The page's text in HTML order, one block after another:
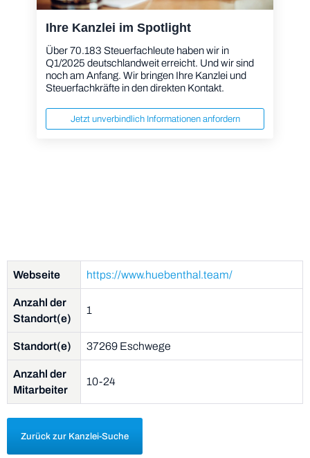
Ihre Kanzlei im Spotlight
Über 70.183 Steuerfachleute haben wir in
Q1/2025 deutschlandweit erreicht. Und wir sind
noch am Anfang. Wir bringen Ihre Kanzlei und
Steuerfachkräfte in den direkten Kontakt.
Jetzt unverbindlich Informationen anfordern
Webseite https://www.huebenthal.team/
Anzahl der
Standort(e)
1
Standort(e) 37269 Eschwege
Anzahl der
Mitarbeiter
10-24
Zurück zur Kanzlei-Suche